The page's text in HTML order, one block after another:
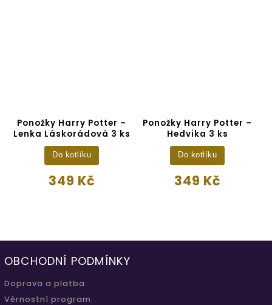
Ponožky Harry Potter –
Lenka Láskorádová 3 ks
349 Kč
Do kotlíku
Ponožky Harry Potter –
Hedvika 3 ks
349 Kč
Do kotlíku
OBCHODNÍ PODMÍNKY
Doprava a platba
Věrnostní program